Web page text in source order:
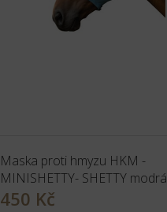
Maska proti hmyzu HKM -
MINISHETTY- SHETTY modrá
450 Kč